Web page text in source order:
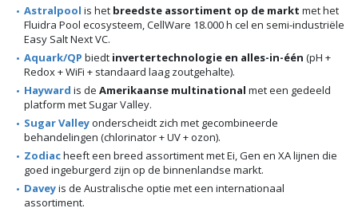
Astralpool is het breedste assortiment op de markt met het
Fluidra Pool ecosysteem, CellWare 18.000 h cel en semi-industriële
Easy Salt Next VC.
Aquark/QP biedt invertertechnologie en alles-in-één (pH +
Redox + WiFi + standaard laag zoutgehalte).
Hayward is de Amerikaanse multinational met een gedeeld
platform met Sugar Valley.
Sugar Valleyonderscheidt zich met gecombineerde
behandelingen (chlorinator + UV + ozon).
Zodiacheeft een breed assortiment met Ei, Gen en XA lijnen die
goed ingeburgerd zijn op de binnenlandse markt.
Daveyis de Australische optie met een internationaal
assortiment.